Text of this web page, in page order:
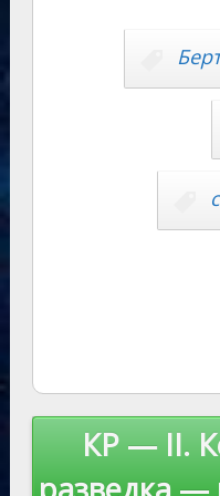
ki
Навигация
КР — II.